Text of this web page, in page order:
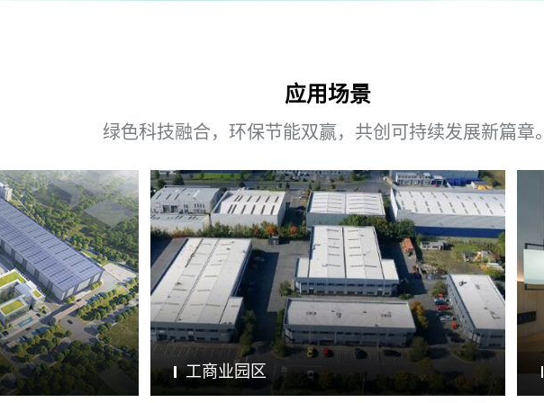
应用场景
绿色科技融合，环保节能双赢，共创可持续发展新篇章。
工商业园区